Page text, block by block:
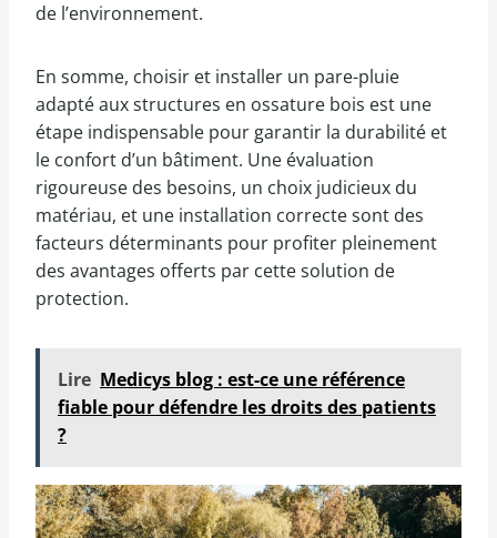
de l’environnement.
En somme, choisir et installer un pare-pluie
adapté aux structures en ossature bois est une
étape indispensable pour garantir la durabilité et
le confort d’un bâtiment. Une évaluation
rigoureuse des besoins, un choix judicieux du
matériau, et une installation correcte sont des
facteurs déterminants pour profiter pleinement
des avantages offerts par cette solution de
protection.
Lire Medicys blog : est-ce une référence
fiable pour défendre les droits des patients
?